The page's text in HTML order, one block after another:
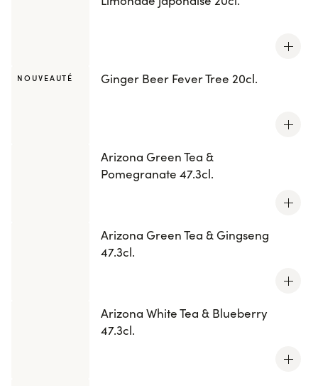
NOUVEAUTÉ Ginger Beer Fever Tree 20cl.
Arizona Green Tea &
Pomegranate 47.3cl.
Arizona Green Tea & Gingseng
47.3cl.
Arizona White Tea & Blueberry
47.3cl.